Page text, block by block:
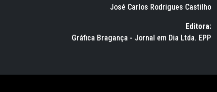
José Carlos Rodrigues Castilho
Editora:
Gráfica Bragança - Jornal em Dia Ltda. EPP